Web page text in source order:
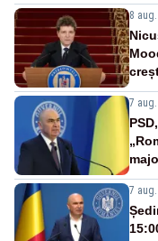
8
7
7 aug.